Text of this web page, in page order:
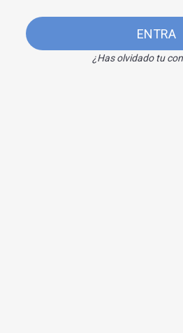
ENTRA
¿Has olvidado tu